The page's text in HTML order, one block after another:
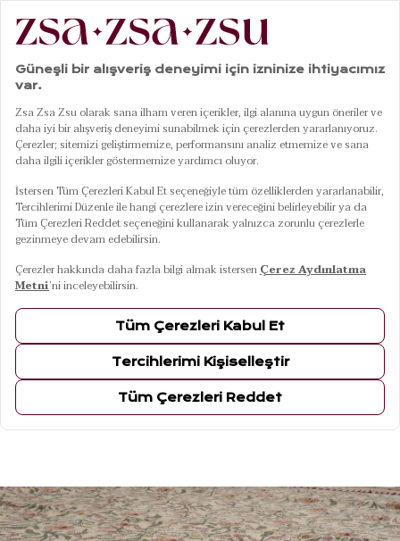
Anasayfa|Ev Dekorasyonu |Halı & Kilim|Kilim|Palrı %100 Pamuk Kilim 80x150 Cm Krem
Palrı %100 Pamuk Kilim 80x150 Cm Krem
ÜRÜN BİLGİLERİ
TESLİMAT VE İADE
TAKSİT SEÇENEKLERİ
MAĞAZADA BUL
ÜRÜN YORUMLARI